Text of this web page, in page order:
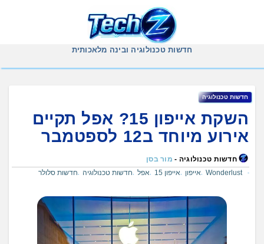
חדשות טכנולוגיה ובינה מלאכותית
חדשות טכנולוגיה
השקת אייפון 15? אפל תקיים
אירוע מיוחד ב12 לספטמבר
חדשות טכנולוגיה - מור בסן
Wonderlust
אייפון אייפון 15 אפל חדשות טכנולוגיה חדשות סלולר